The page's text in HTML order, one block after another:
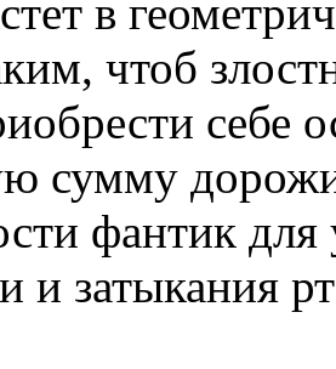
в
чтоб
себе
сумму
фантик
и затыкания